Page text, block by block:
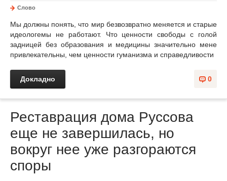
Слово
Мы должны понять, что мир безвозвратно меняется и старые
идеологемы не работают. Что ценности свободы с голой
задницей без образования и медицины значительно мене
привлекательны, чем ценности гуманизма и справедливости
0
Докладно
Реставрация дома Руссова
еще не завершилась, но
вокруг нее уже разгораются
споры